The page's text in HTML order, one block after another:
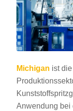
Michigan ist
Anwendung bei